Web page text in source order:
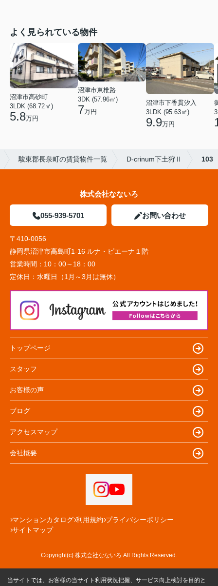
よく見られている物件
沼津市高砂町
3LDK (68.72㎡)
5.8万円
沼津市東椎路
3DK (57.96㎡)
7万円
沼津市下香貫汐入
3LDK (95.63㎡)
9.9万円
駿東郡長泉町の賃貸物件一覧 D-crinum下土狩Ⅱ 103
株式会社なないろ
055-939-5701 お問い合わせ
〒410-0056
静岡県沼津市高島町1-16 ルナ・ピエーナ１階
営業時間： 10：00～18：00
定休日： 水曜日（1月～3月は無休）
トップページ
スタッフ
お客様の声
ブログ
アクセスマップ
会社概要
マンションカタログ 利用規約 プライバシーポリシー
サイトマップ
Copyright(c) 株式会社なないろ All Rights Reserved.
当サイトでは、お客様の当サイト利用状況把握、サービス向上検討を目的と